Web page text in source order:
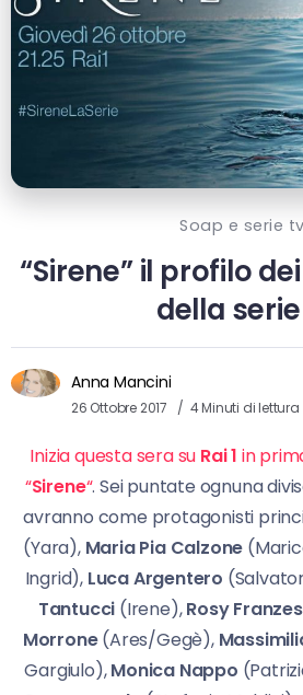
Soap e serie tv
“Sirene” il profilo
della
Anna Mancini
26 Ottobre 2017 4 Minuti di lettura
Inizia questa sera su Rai 1 in
“Sirene“. Sei puntate ognuna
avranno come protagonisti
(Yara), Maria Pia Calzone
Ingrid), Luca Argentero
Tantucci (Irene),Rosy
Morrone(Ares/Gegè),
Gargiulo),Monica Nappo